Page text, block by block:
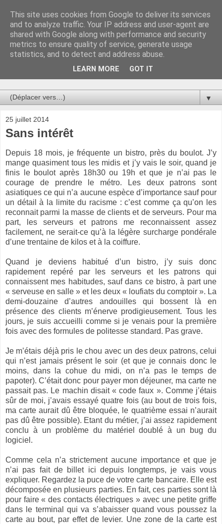
Au bistro !
La connerie étant le seul chemin susceptible de nous faire
entrevoir une parcelle de vérité, utilisons la par des moyens
de communication efficaces. Le temps qu'on remplisse nos
▼
25 juillet 2014
Sans intérêt
Depuis 18 mois, je fréquente un bistro, près du boulot. J’y
mange quasiment tous les midis et j’y vais le soir, quand je
finis le boulot après 18h30 ou 19h et que je n’ai pas le
courage de prendre le métro. Les deux patrons sont
asiatiques ce qui n’a aucune espèce d’importance sauf pour
un détail à la limite du racisme : c’est comme ça qu’on les
reconnait parmi la masse de clients et de serveurs. Pour ma
part, les serveurs et patrons me reconnaissent assez
facilement, ne serait-ce qu’à la légère surcharge pondérale
d’une trentaine de kilos et à la coiffure.
Quand je deviens habitué d’un bistro, j’y suis donc
rapidement repéré par les serveurs et les patrons qui
connaissent mes habitudes, sauf dans ce bistro, à part une
« serveuse en salle » et les deux « loufiats du comptoir ». La
demi-douzaine d’autres andouilles qui bossent là en
présence des clients m’énerve prodigieusement. Tous les
jours, je suis accueilli comme si je venais pour la première
fois avec des formules de politesse standard. Pas grave.
Je m’étais déjà pris le chou avec un des deux patrons, celui
qui n’est jamais présent le soir (et que je connais donc le
moins, dans la cohue du midi, on n’a pas le temps de
papoter). C’était donc pour payer mon déjeuner, ma carte ne
passait pas. Le machin disait « code faux ». Comme j’étais
sûr de moi, j’avais essayé quatre fois (au bout de trois fois,
ma carte aurait dû être bloquée, le quatrième essai n’aurait
pas dû être possible). Etant du métier, j’ai assez rapidement
conclu à un problème du matériel doublé à un bug du
logiciel.
Comme cela n’a strictement aucune importance et que je
n’ai pas fait de billet ici depuis longtemps, je vais vous
expliquer. Regardez la puce de votre carte bancaire. Elle est
décomposée en plusieurs parties. En fait, ces parties sont là
pour faire « des contacts électriques » avec une petite griffe
dans le terminal qui va s’abaisser quand vous poussez la
carte au bout, par effet de levier. Une zone de la carte est
This site uses cookies from Google to deliver its services
and to analyze traffic. Your IP address and user-agent are
shared with Google along with performance and security
metrics to ensure quality of service, generate usage
statistics, and to detect and address abuse.
LEARN MORE GOT IT